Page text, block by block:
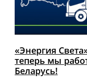
«Энергия
теперь мы
Беларусь!